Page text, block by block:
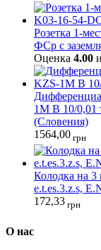
Розетка 1-
ФСр с
Оценка 4.00
1M B 10/
(Словения)
1564,00 грн
Колодка на 3
e.t.es.3.z.s,
172,33 грн
О нас